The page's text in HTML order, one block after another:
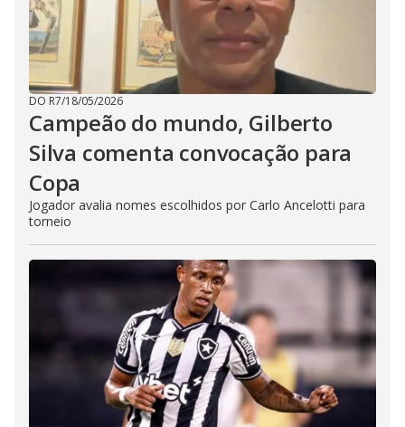
DO R7/18/05/2026
Campeão do mundo, Gilberto
Silva comenta convocação para
Copa
Jogador avalia nomes escolhidos por Carlo Ancelotti para
torneio